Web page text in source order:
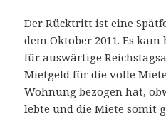
Der Rücktritt ist eine
dem Oktober 2011. Es
für auswärtige
Mietgeld für die volle
Wohnung bezogen hat,
lebte und die Miete somit